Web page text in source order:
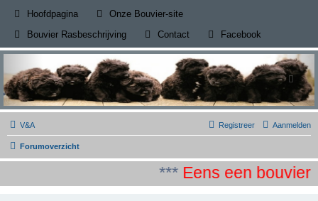
Hoofdpagina Onze Bouvier-site(Opens a new tab)
Bouvier Rasbeschrijving
Contact(Opens a new tab)
Facebook
V&A Aanmelden
Registreer
Forumoverzicht
***Eens een bouvier